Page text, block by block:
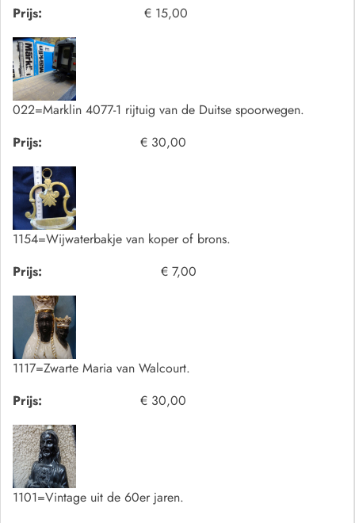
Prijs:
€ 15,00
022=Marklin 4077-1 rijtuig van de Duitse spoorwegen.
Prijs:
€ 30,00
1154=Wijwaterbakje van koper of brons.
Prijs:
€ 7,00
1117=Zwarte Maria van Walcourt.
Prijs:
€ 30,00
1101=Vintage uit de 60er jaren.